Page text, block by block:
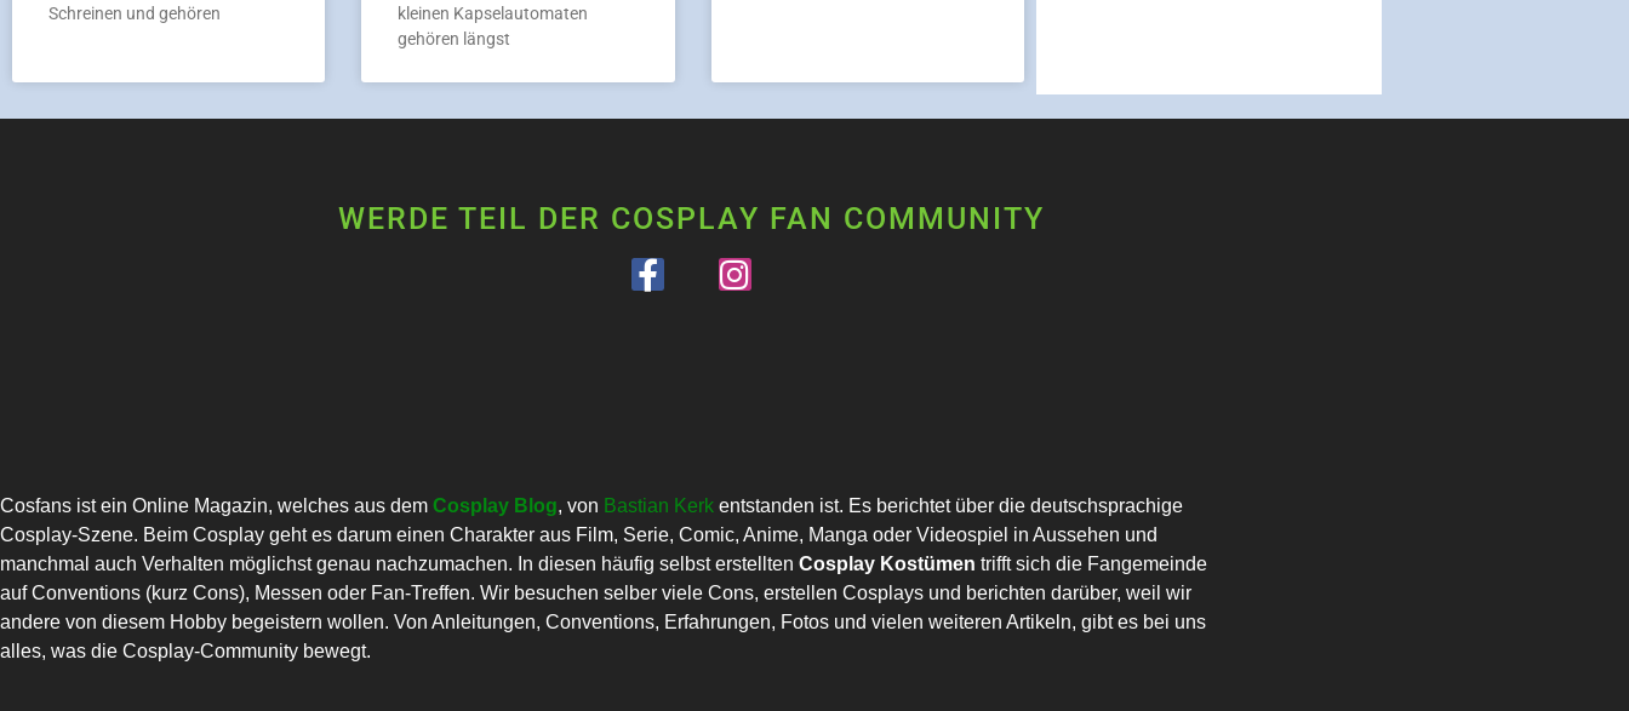
Schreinen und gehören
kleinen Kapselautomaten
gehören längst
WERDE TEIL DER COSPLAY FAN COMMUNITY
Cosfans ist ein Online Magazin, welches aus dem Cosplay Blog, von Bastian Kerk entstanden ist. Es berichtet über die deutschsprachige
Cosplay-Szene. Beim Cosplay geht es darum einen Charakter aus Film, Serie, Comic, Anime, Manga oder Videospiel in Aussehen und
manchmal auch Verhalten möglichst genau nachzumachen. In diesen häufig selbst erstellten Cosplay Kostümen trifft sich die Fangemeinde
auf Conventions (kurz Cons), Messen oder Fan-Treffen. Wir besuchen selber viele Cons, erstellen Cosplays und berichten darüber, weil wir
andere von diesem Hobby begeistern wollen. Von Anleitungen, Conventions, Erfahrungen, Fotos und vielen weiteren Artikeln, gibt es bei uns
alles, was die Cosplay-Community bewegt.